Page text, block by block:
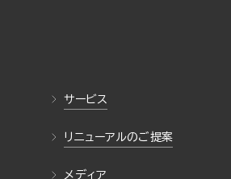
サービス
リニューアルのご提案
メディア